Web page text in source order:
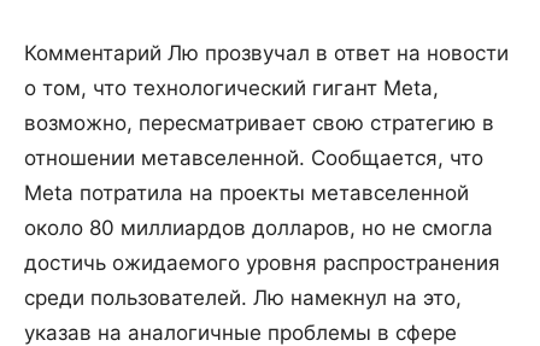
Комментарий Лю прозвучал в ответ на новости
о том, что технологический гигант Meta,
возможно, пересматривает свою стратегию в
отношении метавселенной. Сообщается, что
Meta потратила на проекты метавселенной
около 80 миллиардов долларов, но не смогла
достичь ожидаемого уровня распространения
среди пользователей. Лю намекнул на это,
указав на аналогичные проблемы в сфере